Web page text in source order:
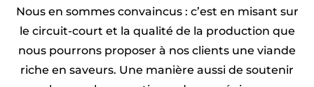
Nous en sommes convaincus : c’est en misant sur
le circuit-court et la qualité de la production que
nous pourrons proposer à nos clients une viande
riche en saveurs. Une manière aussi de soutenir